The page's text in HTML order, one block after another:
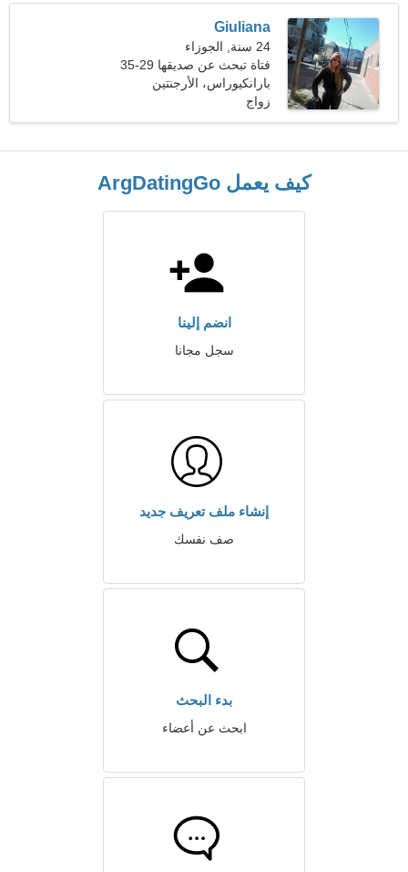
Giuliana
24 سنة, الجوزاء
فتاة تبحث عن صديقها 29-35
بارانكيوراس، الأرجنتين
زواج
كيف يعمل ArgDatingGo
انضم إلينا
سجل مجانا
إنشاء ملف تعريف جديد
صف نفسك
بدء البحث
ابحث عن أعضاء